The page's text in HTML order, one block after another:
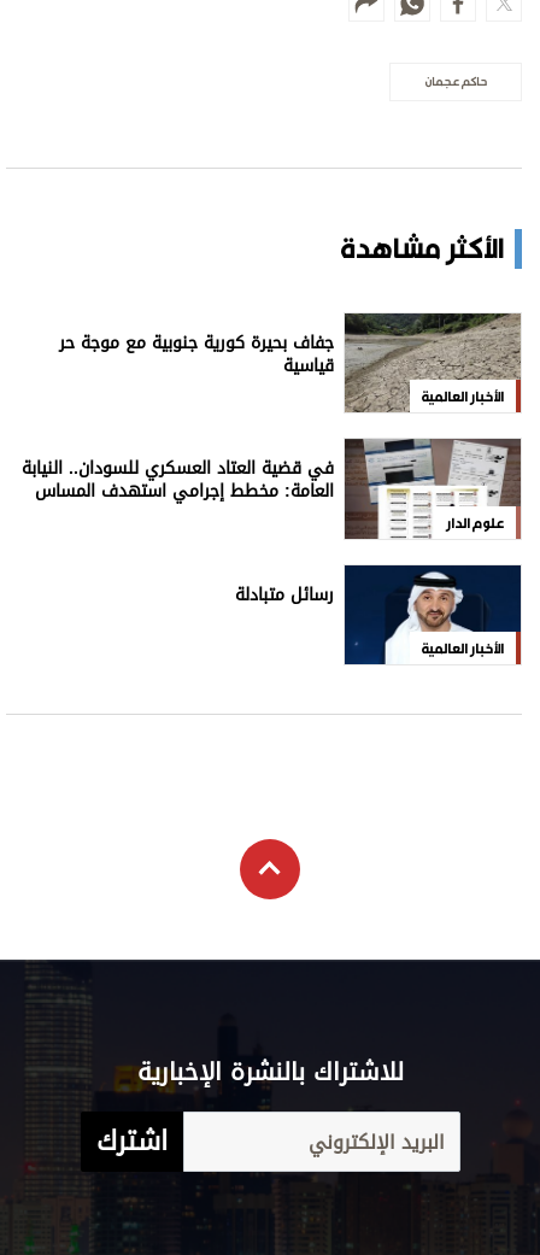
حاكم عجمان
الأكثر مشاهدة
الأخبار العالمية
جفاف بحيرة كورية جنوبية مع موجة حر
قياسية
علوم الدار
في قضية العتاد العسكري للسودان.. النيابة
العامة: مخطط إجرامي استهدف المساس
الأخبار العالمية
رسائل متبادلة
للاشتراك بالنشرة الإخبارية
اشترك